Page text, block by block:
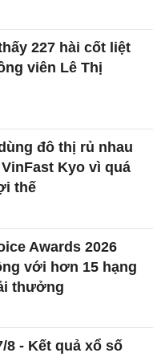
227 hài cốt liệt
viên Lê Thị
đô thị rủ nhau
Kyo vì quá
thế
Awards 2026
với hơn 15 hạng
thưởng
8 - Kết quả xổ số